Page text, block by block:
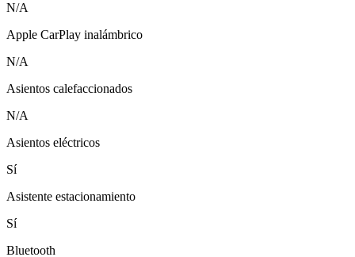
N/A
Apple CarPlay inalámbrico
N/A
Asientos calefaccionados
N/A
Asientos eléctricos
Sí
Asistente estacionamiento
Sí
Bluetooth